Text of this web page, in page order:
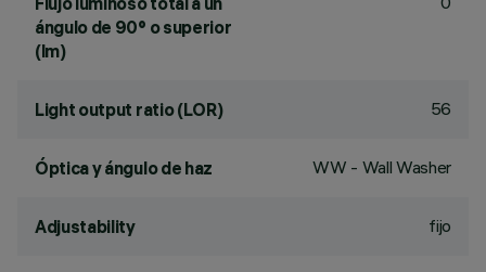
ángulo de 90° o superior
(lm)
Light output ratio (LOR) 56
Óptica y ángulo de haz WW - Wall Washer
Adjustability fijo